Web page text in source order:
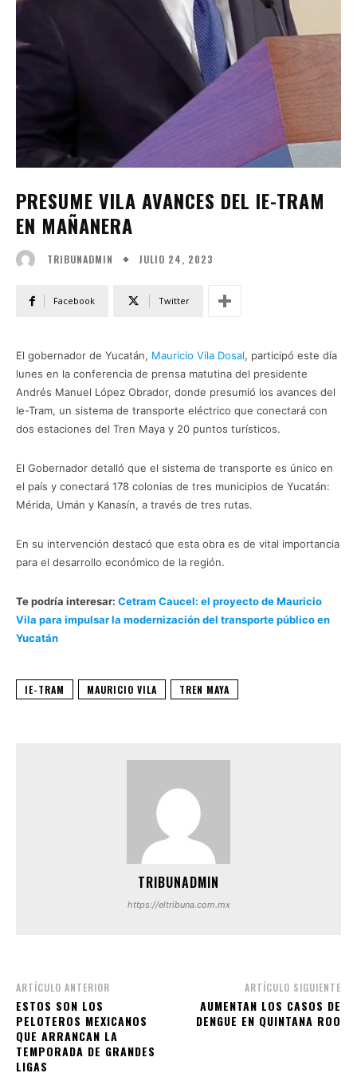
PRESUME VILA AVANCES DEL IE-TRAM
EN MAÑANERA
TRIBUNADMIN JULIO 24, 2023
Facebook Twitter
El gobernador de Yucatán, Mauricio Vila Dosal, participó este día
lunes en la conferencia de prensa matutina del presidente
Andrés Manuel López Obrador, donde presumió los avances del
Ie-Tram, un sistema de transporte eléctrico que conectará con
dos estaciones del Tren Maya y 20 puntos turísticos.
El Gobernador detalló que el sistema de transporte es único en
el país y conectará 178 colonias de tres municipios de Yucatán:
Mérida, Umán y Kanasín, a través de tres rutas.
En su intervención destacó que esta obra es de vital importancia
para el desarrollo económico de la región.
Te podría interesar: Cetram Caucel: el proyecto de Mauricio
Vila para impulsar la modernización del transporte público en
Yucatán
IE-TRAM MAURICIO VILA TREN MAYA
TRIBUNADMIN
https://eltribuna.com.mx
ARTÍCULO ANTERIOR
ESTOS SON LOS
PELOTEROS MEXICANOS
QUE ARRANCAN LA
TEMPORADA DE GRANDES
LIGAS
ARTÍCULO SIGUIENTE
AUMENTAN LOS CASOS DE
DENGUE EN QUINTANA ROO